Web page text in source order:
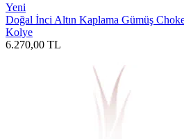
Yeni
Doğal İnci Altın Kaplama Gümüş
Kolye
6.270,00 TL